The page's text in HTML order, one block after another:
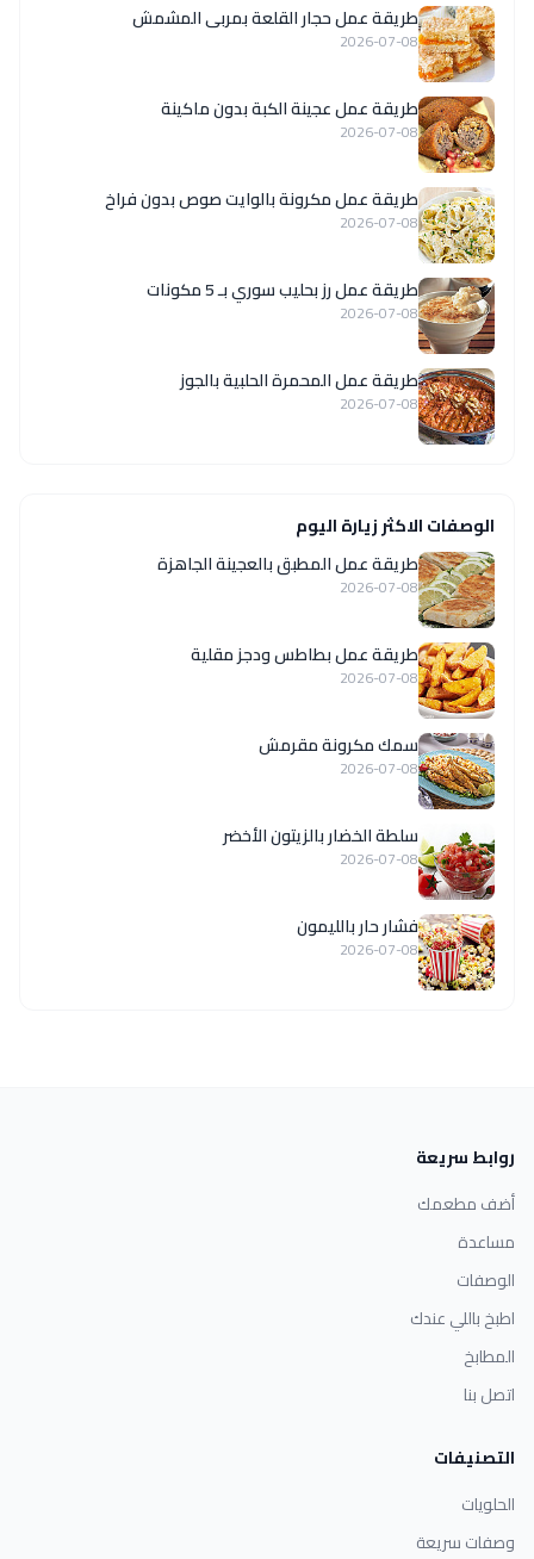
طريقة عمل حجار القلعة بمربى المشمش
2026-07-08
طريقة عمل عجينة الكبة بدون ماكينة
2026-07-08
طريقة عمل مكرونة بالوايت صوص بدون فراخ
2026-07-08
طريقة عمل رز بحليب سوري بـ 5 مكونات
2026-07-08
طريقة عمل المحمرة الحلبية بالجوز
2026-07-08
الوصفات الاكثر زيارة اليوم
طريقة عمل المطبق بالعجينة الجاهزة
2026-07-08
طريقة عمل بطاطس ودجز مقلية
2026-07-08
سمك مكرونة مقرمش
2026-07-08
سلطة الخضار بالزيتون الأخضر
2026-07-08
فشار حار بالليمون
2026-07-08
روابط سريعة
أضف مطعمك
مساعدة
الوصفات
اطبخ باللي عندك
المطابخ
اتصل بنا
التصنيفات
الحلويات
وصفات سريعة